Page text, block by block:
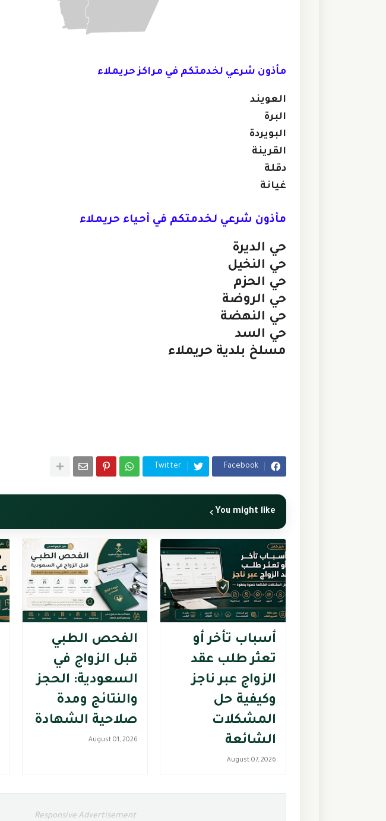
مأذون شرعي لخدمتكم في مراكز حريملاء
العويند
البرة
البويردة
القرينة
دقلة
غيانة
مأذون شرعي لخدمتكم في أحياء حريملاء
حي الديرة
حي النخيل
حي الحزم
حي الروضة
حي النهضة
حي السد
مسلخ بلدية حريملاء
Facebook
Twitter
You might like
أسباب تأخر أو
تعثر طلب عقد
الزواج عبر ناجز
وكيفية حل
المشكلات
الشائعة
August 07, 2026
الفحص الطبي
قبل الزواج في
السعودية: الحجز
والنتائج ومدة
صلاحية الشهادة
August 01, 2026
Responsive Advertisement